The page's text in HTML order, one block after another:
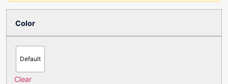
Color
Default
Clear